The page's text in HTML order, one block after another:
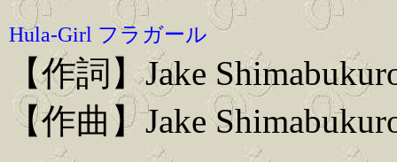
Hula-Girl フラガール
【作詞】Jake
【作曲】Jake